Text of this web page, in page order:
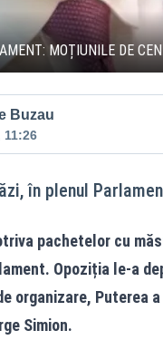
MOȚIUNILE DE
Buzau
11:26
în plenul
pachetelor cu
Opoziția le-a
organizare, Puterea
Simion.